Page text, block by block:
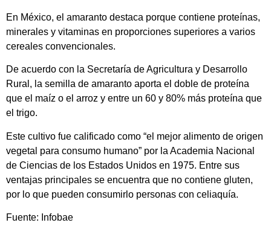
En México, el amaranto destaca porque contiene proteínas,
minerales y vitaminas en proporciones superiores a varios
cereales convencionales.
De acuerdo con la Secretaría de Agricultura y Desarrollo
Rural, la semilla de amaranto aporta el doble de proteína
que el maíz o el arroz y entre un 60 y 80% más proteína que
el trigo.
Este cultivo fue calificado como “el mejor alimento de origen
vegetal para consumo humano” por la Academia Nacional
de Ciencias de los Estados Unidos en 1975. Entre sus
ventajas principales se encuentra que no contiene gluten,
por lo que pueden consumirlo personas con celiaquía.
Fuente: Infobae